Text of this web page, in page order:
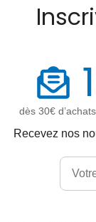
dès 30€
Recevez nos